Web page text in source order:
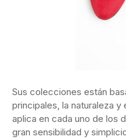
Sus colecciones están
principales, la naturaleza y
aplica en cada uno de los
gran sensibilidad y